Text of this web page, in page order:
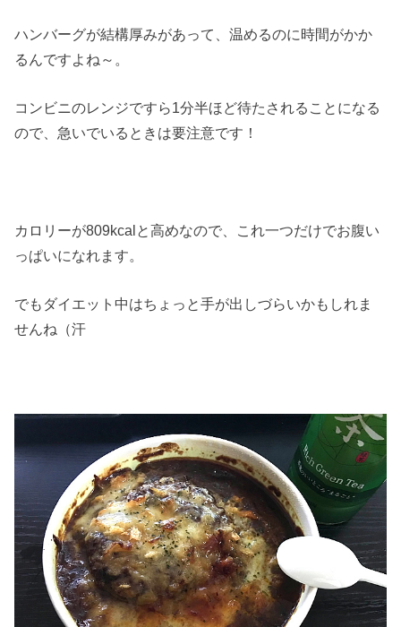
ハンバーグが結構厚みがあって、温めるのに時間がかか
るんですよね～。
コンビニのレンジですら1分半ほど待たされることになる
ので、急いでいるときは要注意です！
カロリーが809kcalと高めなので、これ一つだけでお腹い
っぱいになれます。
でもダイエット中はちょっと手が出しづらいかもしれま
せんね（汗